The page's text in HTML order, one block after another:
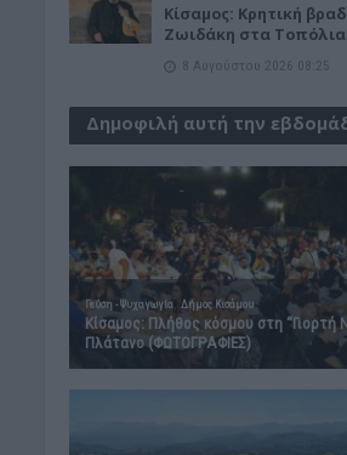
Kίσαμος: Κρητική
Ζωιδάκη στα Τοπόλια
8 Αυγούστου 2026 08:25
Δημοφιλή αυτή την